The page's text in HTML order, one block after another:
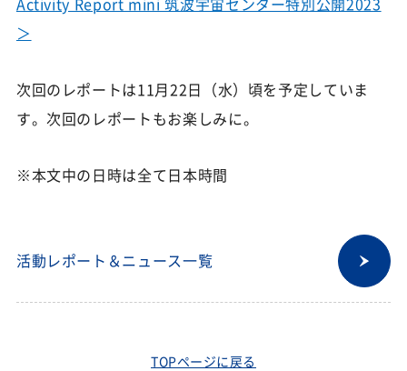
＞
次回のレポートは11月22日（水）頃を予定していま
す。次回のレポートもお楽しみに。
※本文中の日時は全て日本時間
活動レポート＆ニュース一覧
TOPページに戻る